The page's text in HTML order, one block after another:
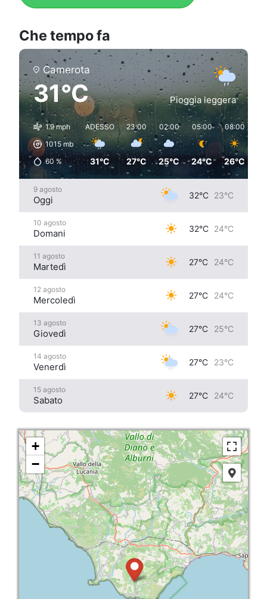
Che tempo fa
Camerota
31°C Pioggia leggera
1.9 mph
1015mb
60%
ADESSO
31°C
23:00
27°C
02:00
25°C
05:00
24°C
08:00
26°C
9 agosto
Oggi 32°C 23°C
10 agosto
Domani 32°C 24°C
11 agosto
Martedì 27°C 24°C
12 agosto
Mercoledì 27°C 24°C
13 agosto
Giovedì 27°C 25°C
14 agosto
Venerdì 27°C 23°C
15 agosto
Sabato 27°C 24°C
+
−